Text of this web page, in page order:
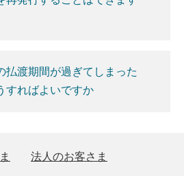
払渡期間が過ぎてしまった
すればよいですか
法人のお客さま